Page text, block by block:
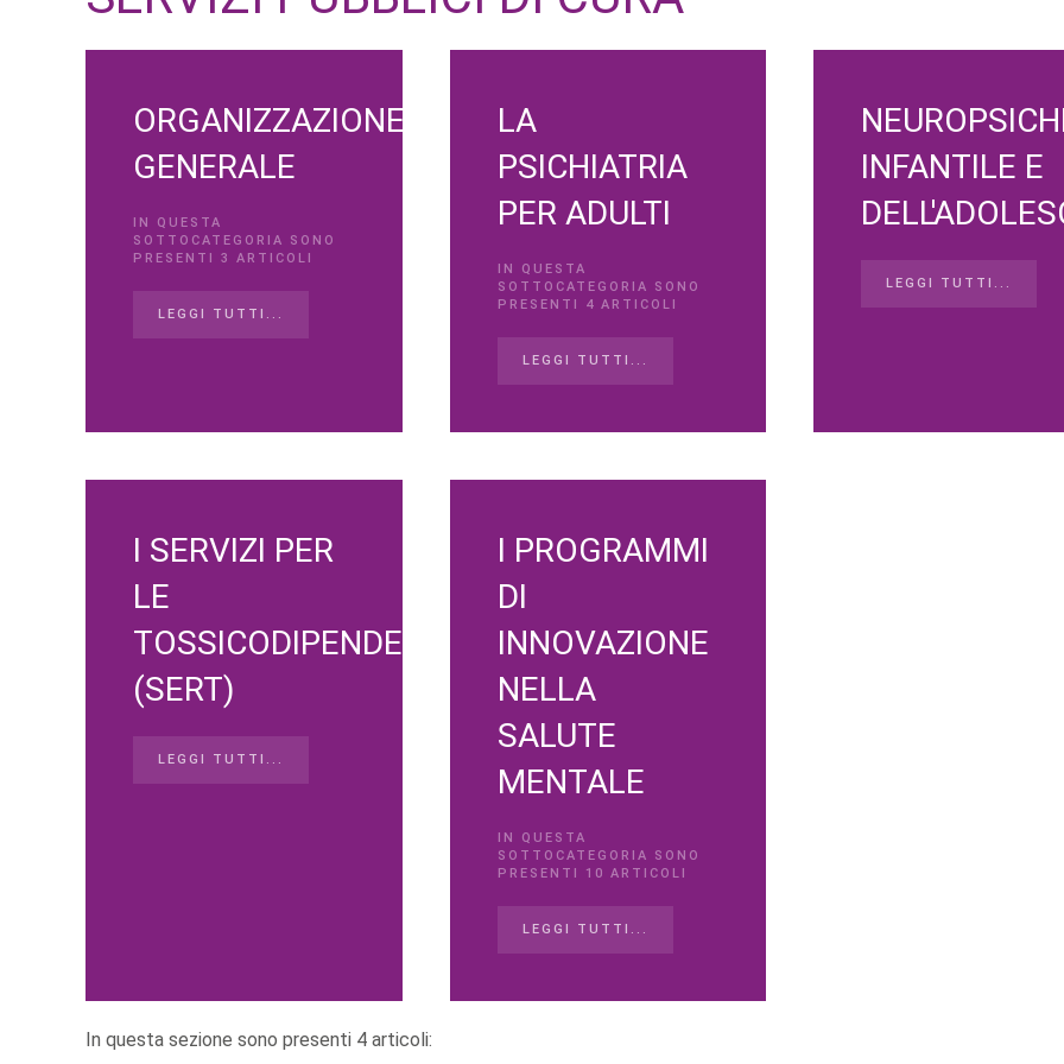
ORGANIZZAZIONE
GENERALE
IN QUESTA
SOTTOCATEGORIA SONO
PRESENTI 3 ARTICOLI
LEGGI TUTTI...
LA
PSICHIATRIA
PER ADULTI
IN QUESTA
SOTTOCATEGORIA SONO
PRESENTI 4 ARTICOLI
LEGGI TUTTI...
INFANTILE E
LEGGI TUTTI...
I SERVIZI PER
LE
TOSSICODIPENDENZE
(SERT)
LEGGI TUTTI...
I PROGRAMMI
DI
INNOVAZIONE
NELLA
SALUTE
MENTALE
IN QUESTA
SOTTOCATEGORIA SONO
PRESENTI 10 ARTICOLI
LEGGI TUTTI...
In questa sezione sono presenti 4 articoli: